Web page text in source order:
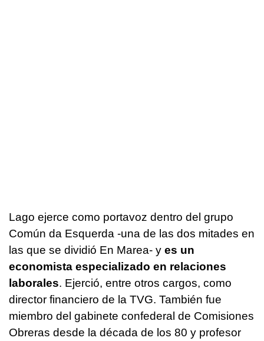
Lago ejerce como portavoz dentro del grupo
Común da Esquerda -una de las dos mitades en
las que se dividió En Marea- y es un
economista especializado en relaciones
laborales. Ejerció, entre otros cargos, como
director financiero de la TVG. También fue
miembro del gabinete confederal de Comisiones
Obreras desde la década de los 80 y profesor